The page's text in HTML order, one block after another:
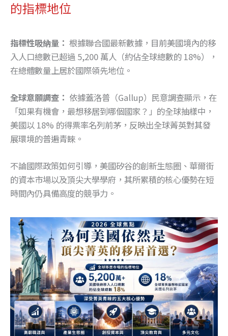
的指標地位
指標性吸納量： 根據聯合國最新數據，目前美國境內的移
入人口總數已超過 5,200 萬人（約佔全球總數的 18%），
在總體數量上居於國際領先地位。
全球意願調查： 依據蓋洛普（Gallup）民意調查顯示，在
「如果有機會，最想移居到哪個國家？」的全球抽樣中，
美國以 18% 的得票率名列前茅，反映出全球菁英對其發
展環境的普遍青睞。
不論國際政策如何引導，美國矽谷的創新生態圈、華爾街
的資本市場以及頂尖大學學府，其所累積的核心優勢在短
時間內仍具備高度的競爭力。